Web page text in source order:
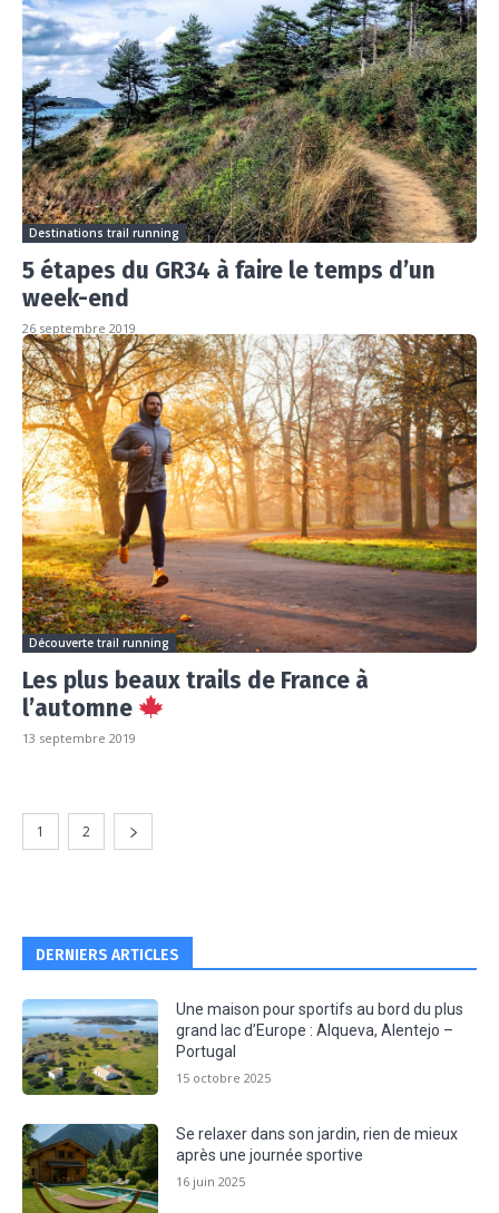
Destinations trail running
5 étapes du GR34 à faire le temps d’un
week-end
26 septembre 2019
Découverte trail running
Les plus beaux trails de France à
l’automne
13 septembre 2019
1 2
DERNIERS ARTICLES
Une maison pour sportifs au bord du plus
grand lac d’Europe : Alqueva, Alentejo –
Portugal
15 octobre 2025
Se relaxer dans son jardin, rien de mieux
après une journée sportive
16 juin 2025